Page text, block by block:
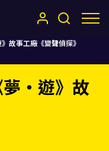
故事工廠《變聲偵探》
‧遊》故